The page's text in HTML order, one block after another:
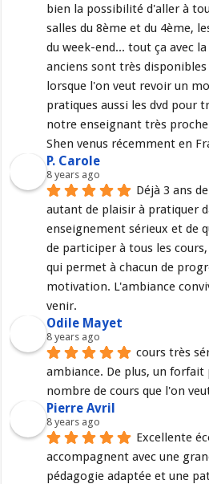
bien la possibilité d'aller à
salles du 8ème et du 4ème,
du week-end... tout ça avec
anciens sont très disponibles
lorsque l'on veut revoir un
pratiques aussi les dvd pour
notre enseignant très
Shen venus récemment en
P. Carole
8 years ago
Déjà 3 ans
autant de plaisir à pratiquer
enseignement sérieux et de
de participer à tous les
qui permet à chacun de
motivation. L'ambiance
venir.
Odile Mayet
8 years ago
cours très
ambiance. De plus, un
nombre de cours que l'on
Pierre Avril
8 years ago
Excellente
accompagnent avec une
pédagogie adaptée et une